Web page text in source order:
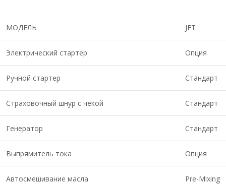
МОДЕЛЬ JET
Электрический стартер Опция
Ручной стартер Стандарт
Страховочный шнур с чекой Стандарт
Генератор Стандарт
Выпрямитель тока Опция
Автосмешивание масла Pre-Mixing